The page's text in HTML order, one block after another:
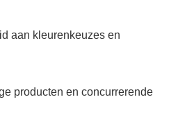
aan kleurenkeuzes en
producten en concurrerende